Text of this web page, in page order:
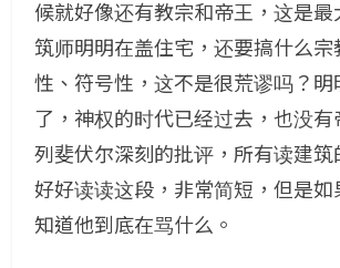
候就好像还有教宗和帝王，这是最
筑师明明在盖住宅，还要搞什么宗
性、符号性，这不是很荒谬吗？明
了，神权的时代已经过去，也没有
列斐伏尔深刻的批评，所有读建筑
好好读读这段，非常简短，但是如
知道他到底在骂什么。